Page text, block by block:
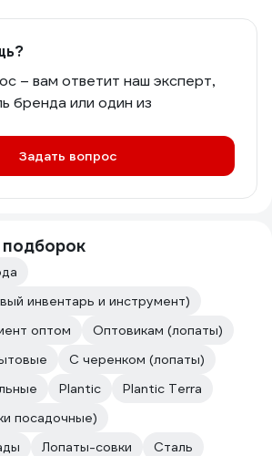
– вам ответит наш эксперт,
бренда или один из
Задать вопрос
подборок
инвентарь и инструмент)
оптом
Оптовикам (лопаты)
С черенком (лопаты)
Plantic
Plantic Terra
посадочные)
Лопаты-совки
Сталь